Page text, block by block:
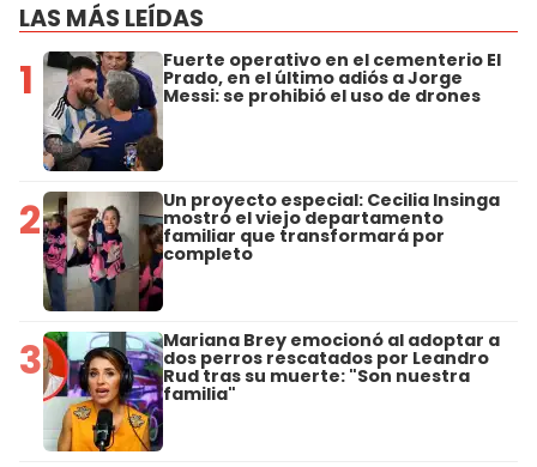
LAS MÁS LEÍDAS
1 Fuerte operativo en el cementerio El
Prado, en el último adiós a Jorge
Messi: se prohibió el uso de drones
2 Un proyecto especial: Cecilia Insinga
mostró el viejo departamento
familiar que transformará por
completo
3 Mariana Brey emocionó al adoptar a
dos perros rescatados por Leandro
Rud tras su muerte: "Son nuestra
familia"